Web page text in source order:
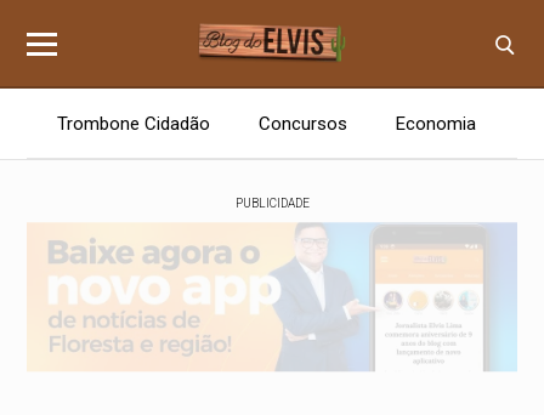
Trombone Cidadão Concursos Economia
PUBLICIDADE